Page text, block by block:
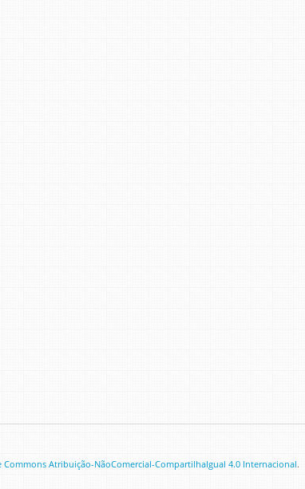
Commons Atribuição-NãoComercial-CompartilhaIgual 4.0 Internacional.